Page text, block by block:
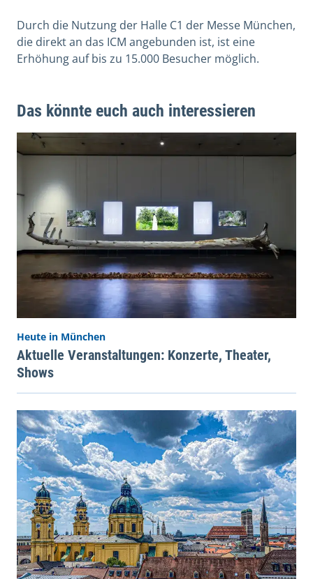
Durch die Nutzung der Halle C1 der Messe München,
die direkt an das ICM angebunden ist, ist eine
Erhöhung auf bis zu 15.000 Besucher möglich.
Das könnte euch auch interessieren
Heute in München
Aktuelle Veranstaltungen: Konzerte, Theater,
Shows